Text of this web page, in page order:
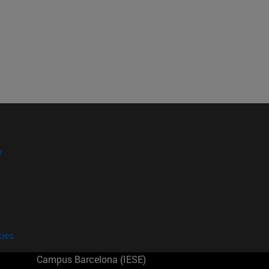
Campus Barcelona (IESE)